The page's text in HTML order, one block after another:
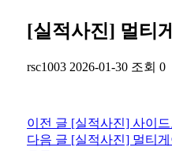
[실적사진] 멀티
rsc1003 2026-01-30 조회 0
이전 글 [실적사진] 사이
다음 글 [실적사진] 멀티